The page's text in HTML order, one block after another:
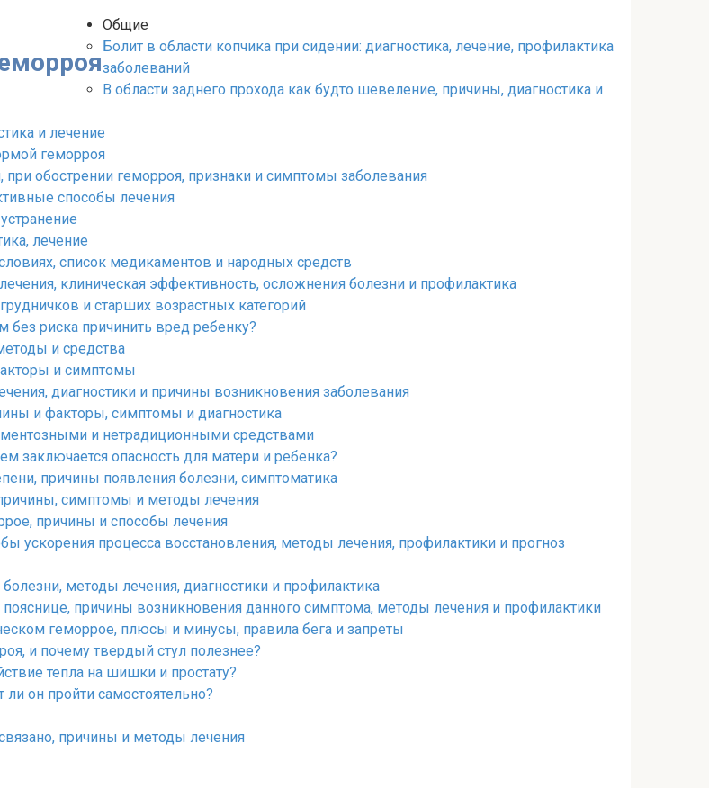
Общие
Болит в области копчика при сидении: диагностика, лечение, профилактика
заболеваний
В области заднего прохода как будто шевеление, причины, диагностика и
и лечение
геморроя
обострении геморроя, признаки и симптомы заболевания
способы лечения
лечение
список медикаментов и народных средств
клиническая эффективность, осложнения болезни и профилактика
и старших возрастных категорий
риска причинить вред ребенку?
и средства
и симптомы
диагностики и причины возникновения заболевания
и факторы, симптомы и диагностика
и нетрадиционными средствами
заключается опасность для матери и ребенка?
причины появления болезни, симптоматика
симптомы и методы лечения
причины и способы лечения
ускорения процесса восстановления, методы лечения, профилактики и прогноз
методы лечения, диагностики и профилактика
причины возникновения данного симптома, методы лечения и профилактики
геморрое, плюсы и минусы, правила бега и запреты
и почему твердый стул полезнее?
тепла на шишки и простату?
он пройти самостоятельно?
причины и методы лечения